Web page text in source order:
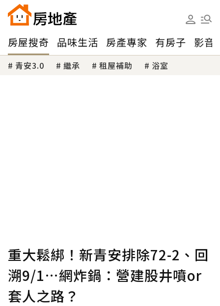
房屋搜奇 品味生活 房產專家 有房子 影音
青安3.0 繼承 租屋補助 浴室
重大鬆綁！新青安排除72-2、回
溯9/1…網炸鍋：營建股井噴or
套人之路？